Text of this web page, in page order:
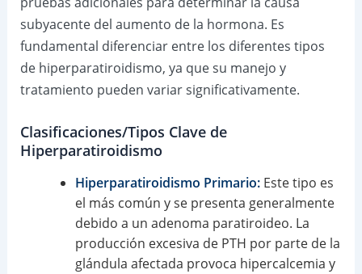
subyacente del aumento de la hormona. Es
fundamental diferenciar entre los diferentes tipos
de hiperparatiroidismo, ya que su manejo y
tratamiento pueden variar significativamente.
Clasificaciones/Tipos Clave de
Hiperparatiroidismo
Hiperparatiroidismo Primario:Este tipo es
el más común y se presenta generalmente
debido a un adenoma paratiroideo. La
producción excesiva de PTH por parte de la
glándula afectada provoca hipercalcemia y